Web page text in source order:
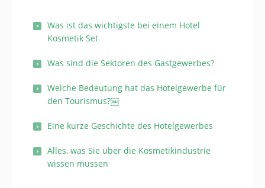
Was ist das wichtigste bei einem Hotel
Kosmetik Set
Was sind die Sektoren des Gastgewerbes?
Welche Bedeutung hat das Hotelgewerbe für
den Tourismus?￼
Eine kurze Geschichte des Hotelgewerbes
Alles, was Sie über die Kosmetikindustrie
wissen müssen